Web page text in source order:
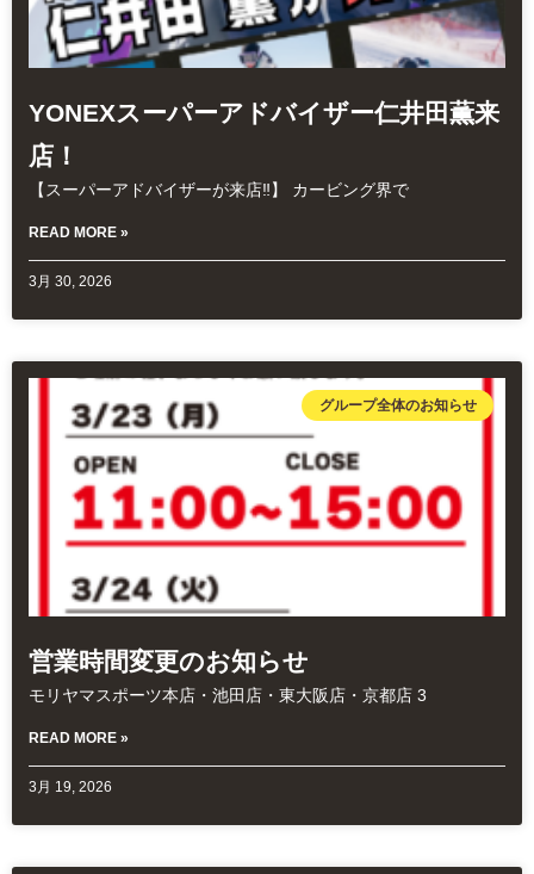
YONEXスーパーアドバイザー仁井田薫来
店！
【スーパーアドバイザーが来店‼️】 カービング界で
READ MORE »
3月 30, 2026
グループ全体のお知らせ
営業時間変更のお知らせ
モリヤマスポーツ本店・池田店・東大阪店・京都店 3
READ MORE »
3月 19, 2026